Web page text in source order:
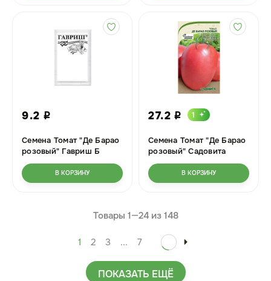
9.2 i
Семена Томат "Де Барао
розовый" Гавриш Б
В КОРЗИНУ
27.2 i 1
Семена Томат "Де Барао
розовый" Садовита
0,05гр Ц
В КОРЗИНУ
Товары 1—24из 148
ПОКАЗАТЬ ЕЩЁ
1 2 3 ... 7